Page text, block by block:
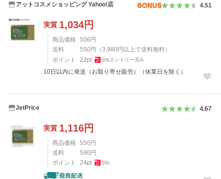
アットコスメショッピング Yahoo!店 4.51
実質 1,034円
商品価格 506 円
送料
550 円 （3,980 円以上で送料無料）
ポイント
22pt 5%エントリー済み
10日以内に発送（お取り寄せ販売）（休業日を除く）
JetPrice 4.67
実質 1,116円
商品価格 550 円
送料
590 円
ポイント
24pt 5%